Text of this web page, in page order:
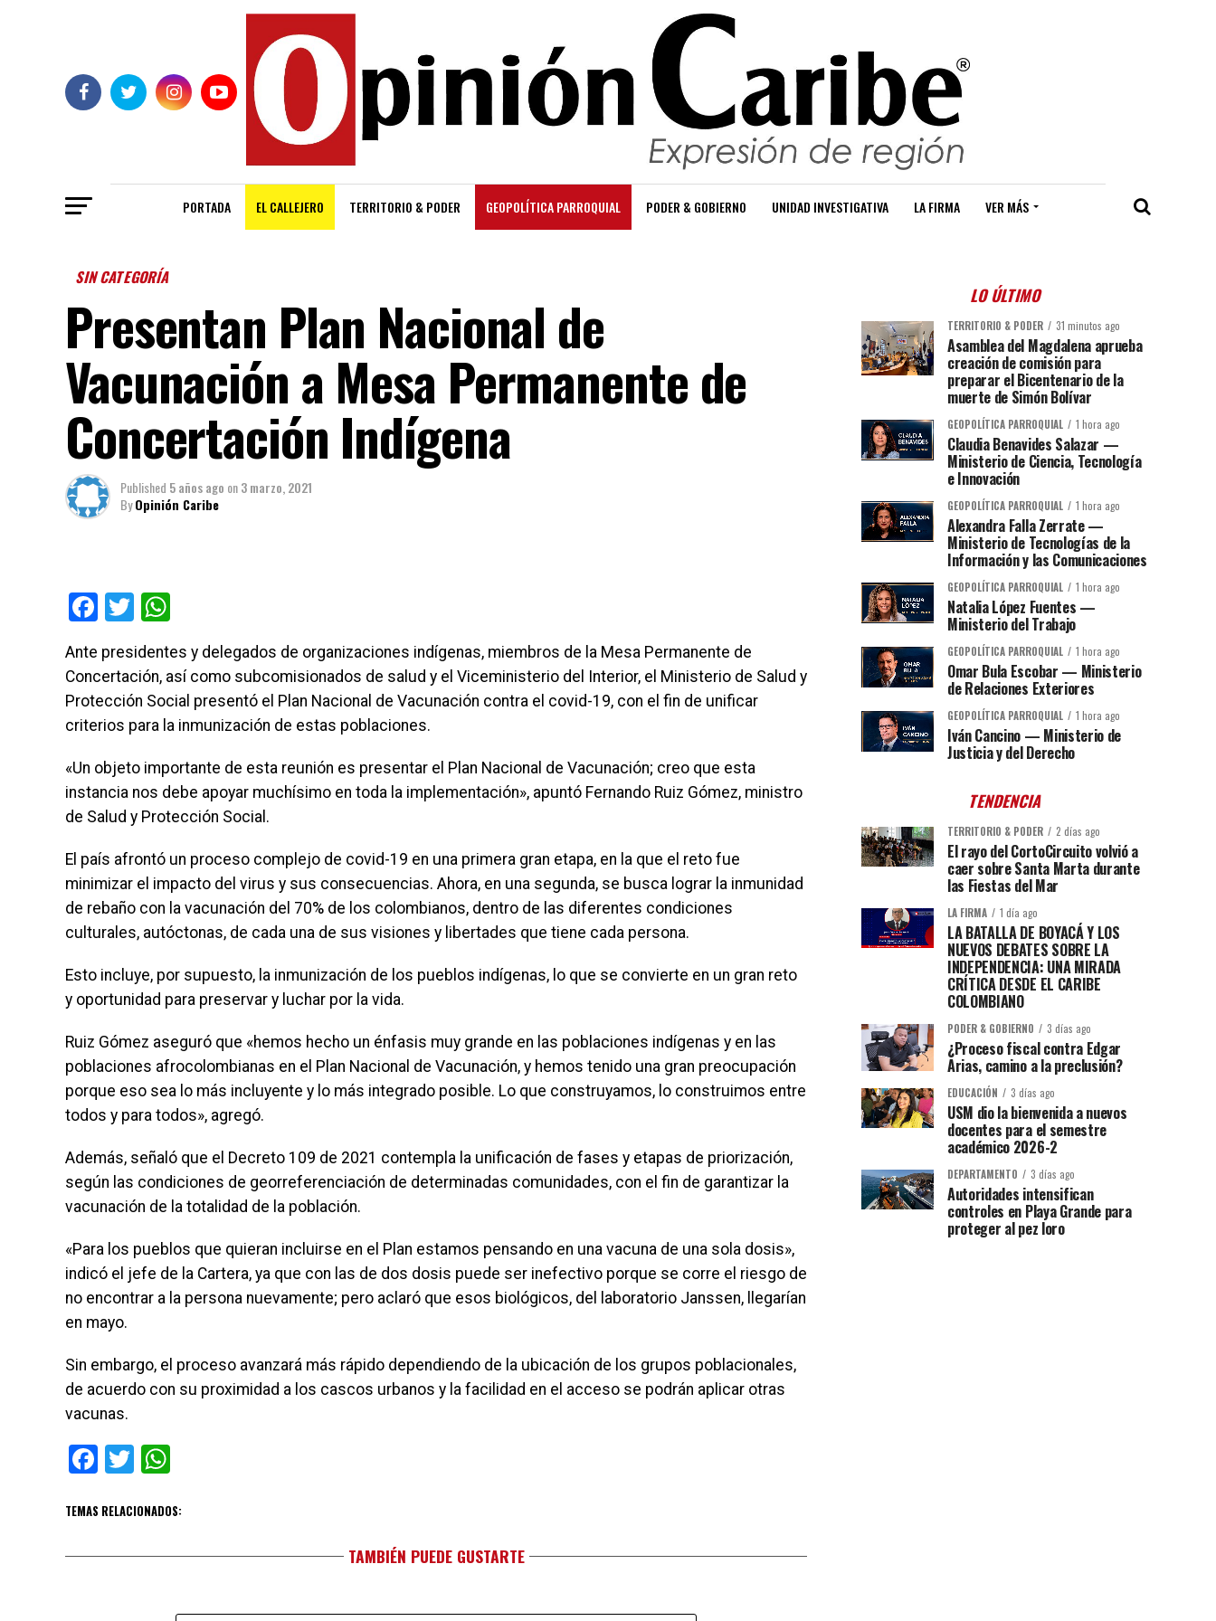
PORTADA EL CALLEJERO TERRITORIO & PODER GEOPOLÍTICA PARROQUIAL PODER & GOBIERNO UNIDAD INVESTIGATIVA LA FIRMA VER MÁS
SIN CATEGORÍA
Presentan Plan Nacional de
Vacunación a Mesa Permanente de
Concertación Indígena
Published 5 años ago on3 marzo, 2021
ByOpinión Caribe
Facebook
Twitter
Ante presidentes y delegados de organizaciones indígenas, miembros de la Mesa Permanente de
Concertación, así como subcomisionados de salud y el Viceministerio del Interior, el Ministerio de Salud y
Protección Social presentó el Plan Nacional de Vacunación contra el covid-19, con el fin de unificar
criterios para la inmunización de estas poblaciones.
«Un objeto importante de esta reunión es presentar el Plan Nacional de Vacunación; creo que esta
instancia nos debe apoyar muchísimo en toda la implementación», apuntó Fernando Ruiz Gómez, ministro
de Salud y Protección Social.
El país afrontó un proceso complejo de covid-19 en una primera gran etapa, en la que el reto fue
minimizar el impacto del virus y sus consecuencias. Ahora, en una segunda, se busca lograr la inmunidad
de rebaño con la vacunación del 70% de los colombianos, dentro de las diferentes condiciones
culturales, autóctonas, de cada una de sus visiones y libertades que tiene cada persona.
Esto incluye, por supuesto, la inmunización de los pueblos indígenas, lo que se convierte en un gran reto
y oportunidad para preservar y luchar por la vida.
Ruiz Gómez aseguró que «hemos hecho un énfasis muy grande en las poblaciones indígenas y en las
poblaciones afrocolombianas en el Plan Nacional de Vacunación, y hemos tenido una gran preocupación
porque eso sea lo más incluyente y lo más integrado posible. Lo que construyamos, lo construimos entre
todos y para todos», agregó.
Además, señaló que el Decreto 109 de 2021 contempla la unificación de fases y etapas de priorización,
según las condiciones de georreferenciación de determinadas comunidades, con el fin de garantizar la
vacunación de la totalidad de la población.
«Para los pueblos que quieran incluirse en el Plan estamos pensando en una vacuna de una sola dosis»,
indicó el jefe de la Cartera, ya que con las de dos dosis puede ser inefectivo porque se corre el riesgo de
no encontrar a la persona nuevamente; pero aclaró que esos biológicos, del laboratorio Janssen, llegarían
en mayo.
Sin embargo, el proceso avanzará más rápido dependiendo de la ubicación de los grupos poblacionales,
de acuerdo con su proximidad a los cascos urbanos y la facilidad en el acceso se podrán aplicar otras
vacunas.
Facebook
Twitter
TEMAS RELACIONADOS:
TAMBIÉN PUEDE GUSTARTE
LO ÚLTIMO
TERRITORIO & PODER 31 minutos ago
Asamblea del Magdalena aprueba
creación de comisión para
preparar el Bicentenario de la
muerte de Simón Bolívar
GEOPOLÍTICA PARROQUIAL 1 hora ago
Claudia Benavides Salazar —
Ministerio de Ciencia, Tecnología
e Innovación
GEOPOLÍTICA PARROQUIAL 1 hora ago
Alexandra Falla Zerrate —
Ministerio de Tecnologías de la
Información y las Comunicaciones
GEOPOLÍTICA PARROQUIAL 1 hora ago
Natalia López Fuentes —
Ministerio del Trabajo
GEOPOLÍTICA PARROQUIAL 1 hora ago
Omar Bula Escobar — Ministerio
de Relaciones Exteriores
GEOPOLÍTICA PARROQUIAL 1 hora ago
Iván Cancino — Ministerio de
Justicia y del Derecho
TENDENCIA
TERRITORIO & PODER 2 días ago
El rayo del CortoCircuito volvió a
caer sobre Santa Marta durante
las Fiestas del Mar
LA FIRMA 1 día ago
LA BATALLA DE BOYACÁ Y LOS
NUEVOS DEBATES SOBRE LA
INDEPENDENCIA: UNA MIRADA
CRÍTICA DESDE EL CARIBE
COLOMBIANO
PODER & GOBIERNO 3 días ago
¿Proceso fiscal contra Edgar
Arias, camino a la preclusión?
EDUCACIÓN 3 días ago
USM dio la bienvenida a nuevos
docentes para el semestre
académico 2026-2
DEPARTAMENTO 3 días ago
Autoridades intensifican
controles en Playa Grande para
proteger al pez loro